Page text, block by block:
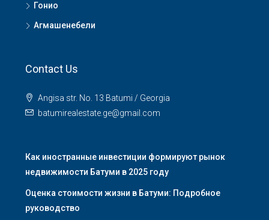
Гонио
Агмашенебели
Contact Us
Angisa str. No. 13 Batumi / Georgia
batumirealestate.ge@gmail.com
Как иностранные инвестиции формируют рынок
недвижимости Батуми в 2025 году
Оценка стоимости жизни в Батуми: Подробное
руководство